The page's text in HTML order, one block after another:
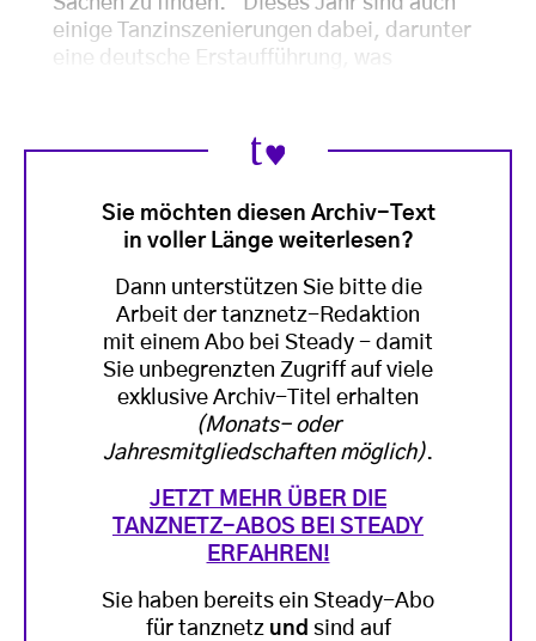
einige Tanzinszenierungen dabei, darunter
eine deutsche Erstaufführung, was
Sie möchten diesen Archiv-Text
in voller Länge weiterlesen?
Dann unterstützen Sie bitte die
Arbeit der tanznetz-Redaktion
mit einem Abo bei Steady - damit
Sie unbegrenzten Zugriff auf viele
exklusive Archiv-Titel erhalten
(Monats- oder
Jahresmitgliedschaften möglich).
JETZT MEHR ÜBER DIE
TANZNETZ-ABOS BEI STEADY
ERFAHREN!
Sie haben bereits ein Steady-Abo
für tanznetz und sind auf